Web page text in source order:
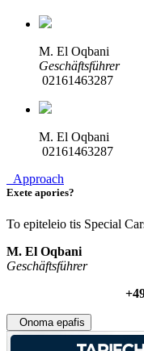
M. El Oqbani
Geschäftsführer
02161463287
M. El Oqbani
02161463287
Approach
Exete apories?
To epiteleio tis Special
M. El Oqbani
Geschäftsführer
Onoma epafis